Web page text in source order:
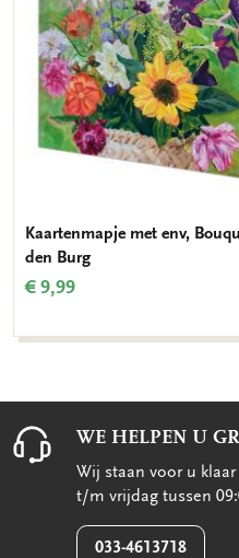
Kaartenmapje met env,
den Burg
€ 9,99
WE HELPEN U
Wij staan voor u
t/m vrijdag tussen
033-4613718